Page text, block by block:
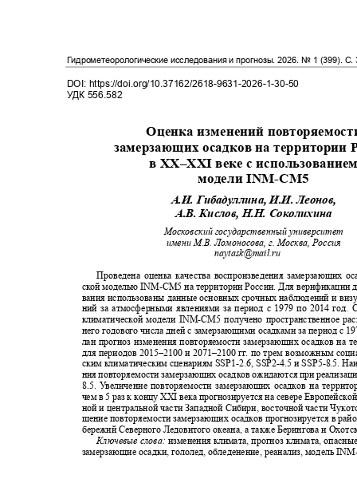
Гидрометеорологические исследования и прогнозы. 2026. № 1 (399). С.
DOI: https://doi.org/10.37162/2618-9631-2026-1-30-50
УДК 556.582
Оценка изменений
замерзающих осадков на территории
в ХХ–XXIвеке с
модели INM-CM5
А.И. Гибадуллина, И.И. Леонов,
А.В. Кислов, Н.Н. Соколихина
Московский государственный университет
имени М.В. Ломоносова, г. Москва, Россия
naytask@mail.ru
Проведена оценка качества воспроизведения замерзающих
ской модельюINM-CM5 на территории России. Для
вания использованы данные основных срочных наблюдений и
ний за атмосферными явлениями за период с 1979 по 2014 год.
климатической модели INM-CM5 получено пространственное
него годового числа дней с замерзающими осадками за период с
лан прогноз изменения повторяемости замерзающих осадков на
для периодов 2015–2100 и2071–2100гг. по трем возможным
ским климатическим сценариям SSP1-2.6, SSP2-4.5 иSSP5-8.5.
ния повторяемости замерзающих осадков ожидаются при
8.5. Увеличение повторяемости замерзающих осадков на
чем в 5 раз к концу XXIвека прогнозируется на севере
ной и центральной части Западной Сибири, восточной части
шение повторяемости замерзающих осадков прогнозируется в
бережий Северного Ледовитого океана, а также Берингова и
Ключевые слова: изменения климата, прогноз климата,
замерзающие осадки, гололед, обледенение, реанализ, модель